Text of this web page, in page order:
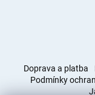
Doprava a platba
Podmínky